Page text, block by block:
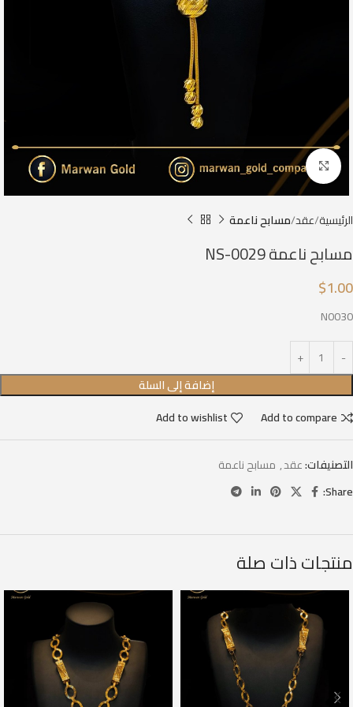
Click to enlarge
الرئيسية عقد مسابح ناعمة
مسابح ناعمة NS-0029
$1.00
N0030
إضافة إلى السلة
Add to compare
Add to wishlist
التصنيفات:عقد, مسابح ناعمة
Share:
منتجات ذات صلة